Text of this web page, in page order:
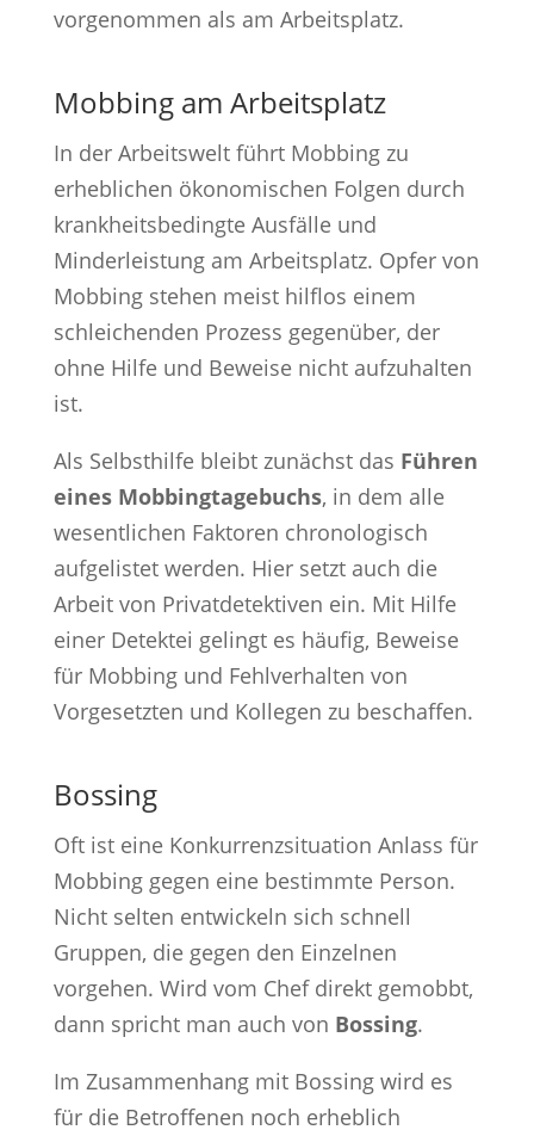
vorgenommen als am Arbeitsplatz.
Mobbing am Arbeitsplatz
In der Arbeitswelt führt Mobbing zu
erheblichen ökonomischen Folgen durch
krankheitsbedingte Ausfälle und
Minderleistung am Arbeitsplatz. Opfer von
Mobbing stehen meist hilflos einem
schleichenden Prozess gegenüber, der
ohne Hilfe und Beweise nicht aufzuhalten
ist.
Als Selbsthilfe bleibt zunächst das Führen
eines Mobbingtagebuchs, in dem alle
wesentlichen Faktoren chronologisch
aufgelistet werden. Hier setzt auch die
Arbeit von Privatdetektiven ein. Mit Hilfe
einer Detektei gelingt es häufig, Beweise
für Mobbing und Fehlverhalten von
Vorgesetzten und Kollegen zu beschaffen.
Bossing
Oft ist eine Konkurrenzsituation Anlass für
Mobbing gegen eine bestimmte Person.
Nicht selten entwickeln sich schnell
Gruppen, die gegen den Einzelnen
vorgehen. Wird vom Chef direkt gemobbt,
dann spricht man auch von Bossing.
Im Zusammenhang mit Bossing wird es
für die Betroffenen noch erheblich